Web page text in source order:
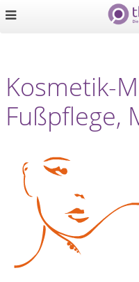
Kosmetik-
Fußpflege,